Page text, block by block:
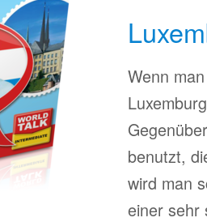
Wenn
benutzt,
wird man
einer sehr